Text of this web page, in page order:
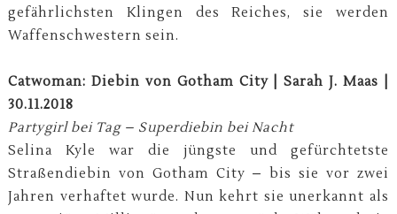
gefährlichsten Klingen des Reiches, sie werden
Waffenschwestern sein.
Catwoman: Diebin von Gotham City | Sarah J. Maas |
30.11.2018
Partygirl bei Tag – Superdiebin bei Nacht
Selina Kyle war die jüngste und gefürchtetste
Straßendiebin von Gotham City – bis sie vor zwei
Jahren verhaftet wurde. Nun kehrt sie unerkannt als